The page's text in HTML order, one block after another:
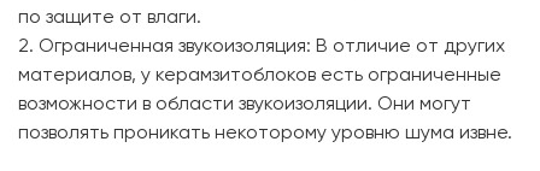
по защите от влаги.
2. Ограниченная звукоизоляция: В отличие от других
материалов, у керамзитоблоков есть ограниченные
возможности в области звукоизоляции. Они могут
позволять проникать некоторому уровню шума извне.